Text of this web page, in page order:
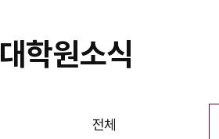
대학원소식
전체